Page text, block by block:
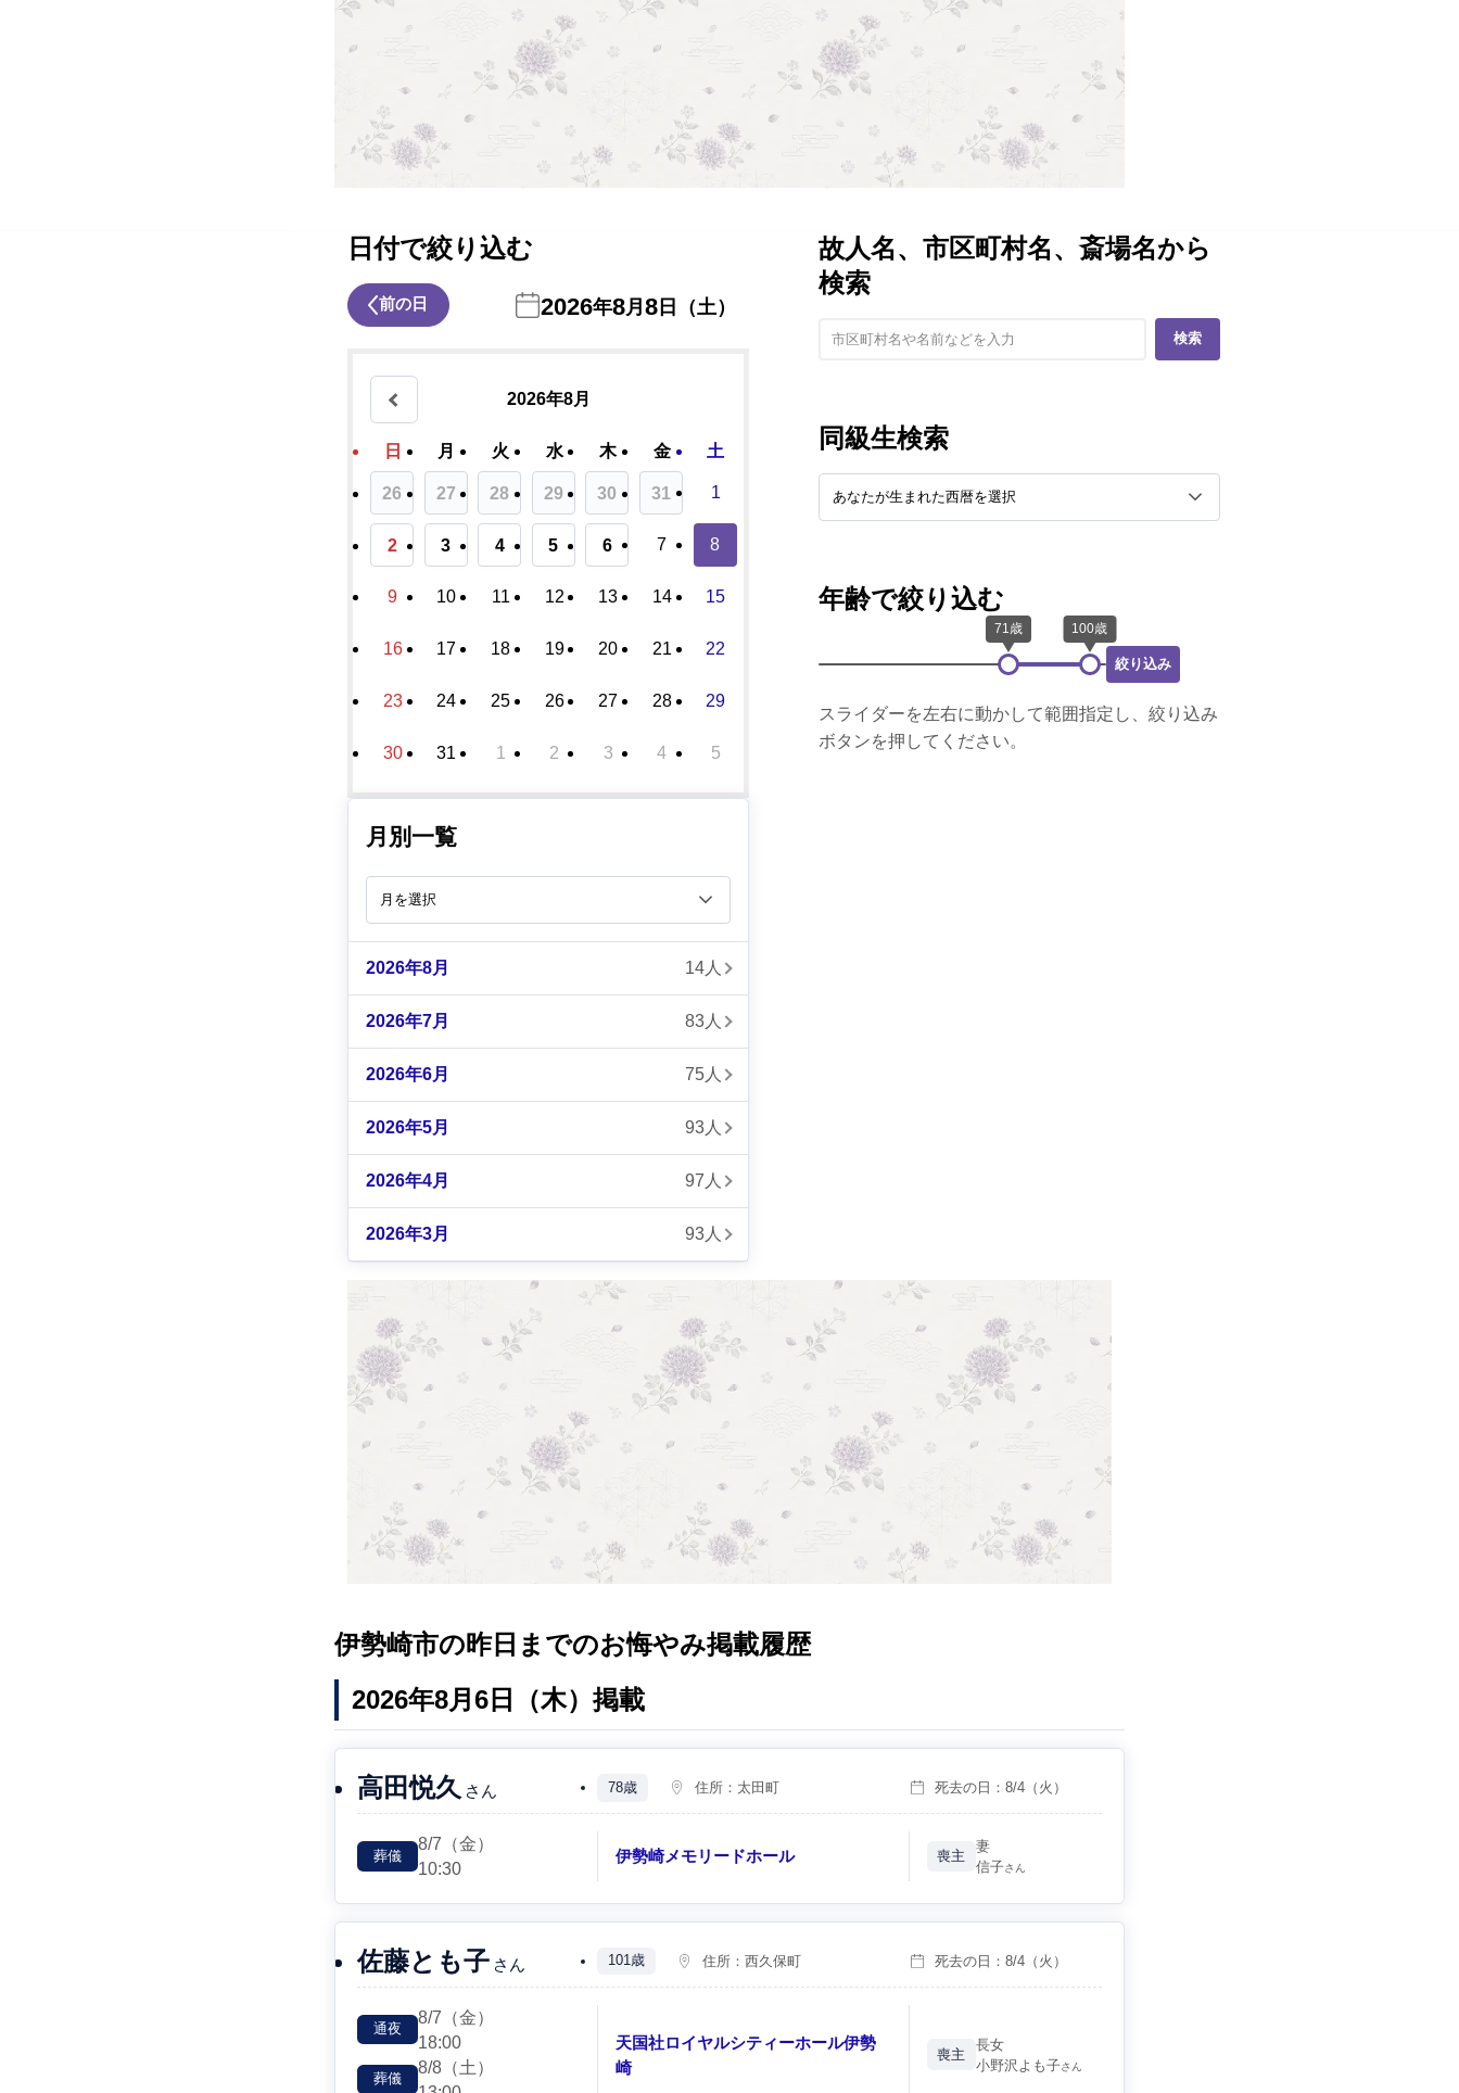
日付で絞り込む
前の日 2026年8月 8 日（土）
2026年8月
日 月 火 水 木 金 土
26 27 28 29 30 31 1
2 3 4 5 6 7 8
9 10 11 12 13 14 15
16 17 18 19 20 21 22
23 24 25 26 27 28 29
30 31 1 2 3 4 5
月別一覧
2026年8月 14人
2026年7月 83人
2026年6月 75人
2026年5月 93人
2026年4月 97人
2026年3月 93人
故人名、市区町村名、斎場名から
検索
検索
同級生検索
年齢で絞り込む
絞り込み
スライダーを左右に動かして範囲指定し、絞り込み
ボタンを押してください。
伊勢崎市の昨日までのお悔やみ掲載履歴
2026年8月6日（木）掲載
高田悦久 さん 78歳 住所： 太田町 死去の日： 8/4（火）
葬儀
8/7 （金）
10:30
伊勢崎メモリードホール 喪主
妻
信子さん
佐藤とも子 さん 101歳 住所：西久保町 死去の日： 8/4（火）
通夜
8/7 （金）
18:00
葬儀
8/8 （土）
天国社ロイヤルシティーホール伊勢
崎
喪主
長女
小野沢よも子さん